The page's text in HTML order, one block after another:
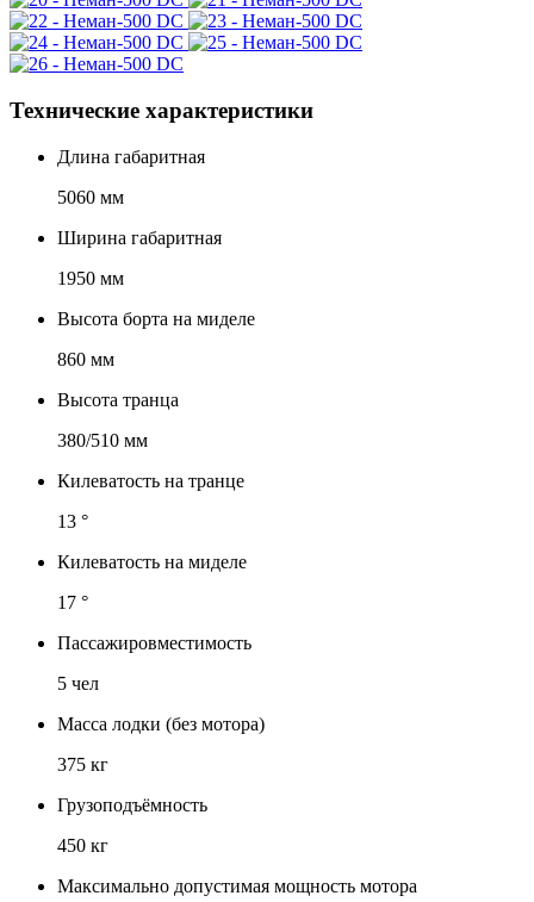
Технические характеристики
Длина габаритная
5060 мм
Ширина габаритная
1950 мм
Высота борта на миделе
860 мм
Высота транца
380/510 мм
Килеватость на транце
13 °
Килеватость на миделе
17 °
Пассажировместимость
5 чел
Масса лодки (без мотора)
375 кг
Грузоподъёмность
450 кг
Максимально допустимая мощность мотора